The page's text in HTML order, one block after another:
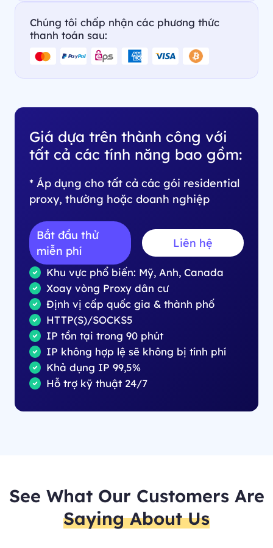
Chúng tôi chấp nhận các phương thức
thanh toán sau:
Giá dựa trên thành công với
tất cả các tính năng bao gồm:
* Áp dụng cho tất cả các gói residential
proxy, thường hoặc doanh nghiệp
Bắt đầu thử
miễn phí
Liên hệ
Khu vực phổ biến: Mỹ, Anh, Canada
Xoay vòng Proxy dân cư
Định vị cấp quốc gia & thành phố
HTTP(S)/SOCKS5
IP tồn tại trong 90 phút
IP không hợp lệ sẽ không bị tính phí
Khả dụng IP 99,5%
Hỗ trợ kỹ thuật 24/7
See What Our Customers Are
Saying About Us